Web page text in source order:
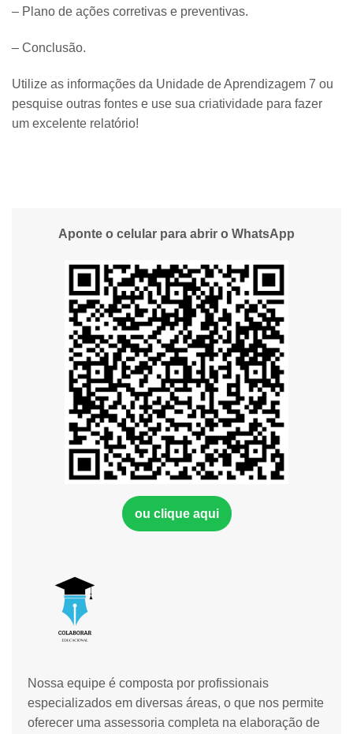
– Plano de ações corretivas e preventivas.
– Conclusão.
Utilize as informações da Unidade de Aprendizagem 7 ou
pesquise outras fontes e use sua criatividade para fazer
um excelente relatório!
Nossa equipe é composta por profissionais
especializados em diversas áreas, o que nos permite
oferecer uma assessoria completa na elaboração de
Aponte o celular para abrir o WhatsApp
ou clique aqui